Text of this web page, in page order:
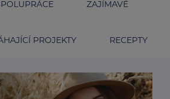
ZAJÍMAVÉ
PROJEKTY RECEPTY